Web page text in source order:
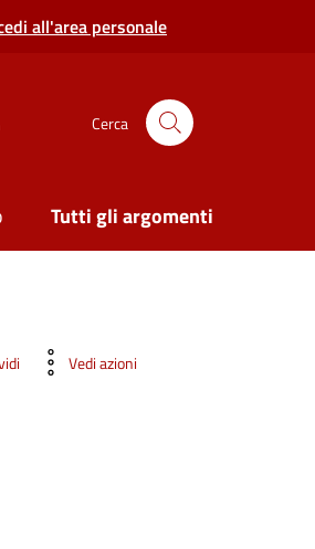
all'area personale
Cerca
Tutti gli argomenti
Vedi azioni